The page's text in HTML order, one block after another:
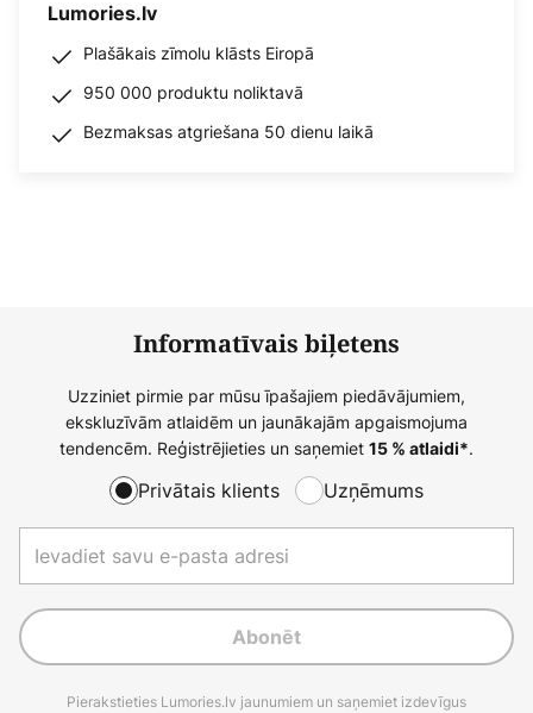
Lumories.lv
Plašākais zīmolu klāsts Eiropā
950 000 produktu noliktavā
Bezmaksas atgriešana 50 dienu laikā
Informatīvais biļetens
Uzziniet pirmie par mūsu īpašajiem piedāvājumiem,
ekskluzīvām atlaidēm un jaunākajām apgaismojuma
tendencēm. Reģistrējieties un saņemiet 15 % atlaidi*.
Privātais klients Uzņēmums
Abonēt
Pierakstieties Lumories.lv jaunumiem un saņemiet izdevīgus